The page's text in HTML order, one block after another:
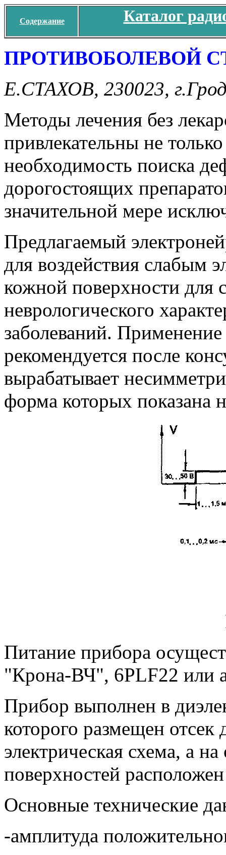
Содержание Каталог
ПРОТИВОБОЛЕВОЙ
Е.СТАХОВ, 230023,
Методы лечения без
привлекательны не
необходимость поиска
дорогостоящих
значительной мере
Предлагаемый
для воздействия слабым
кожной поверхности для
неврологического
заболеваний.
рекомендуется после
вырабатывает
форма которых показана
Питание прибора
"Крона-ВЧ", 6PLF22 или
Прибор выполнен в
которого размещен отсек
электрическая схема, а
поверхностей
Основные технические
-амплитуда